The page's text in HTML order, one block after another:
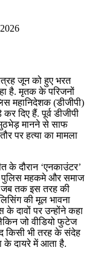
जून को हुए भरत
है. मृतक के परिजनों
महानिदेशक (डीजीपी)
दिए हैं. पूर्व डीजीपी
मानने से साफ
पर हत्या का मामला
के दौरान ‘एनकाउंटर’
पुलिस महकमे और समाज
जब तक इस तरह की
की मूल भावना
के दावों पर उन्होंने कहा
जो वीडियो फुटेज
किसी भी तरह के संदेह
के दायरे में आता है.